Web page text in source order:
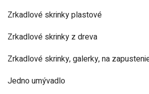
Zrkadlové skrinky plastové
Zrkadlové skrinky z dreva
Zrkadlové skrinky, galerky, na
Jedno umývadlo